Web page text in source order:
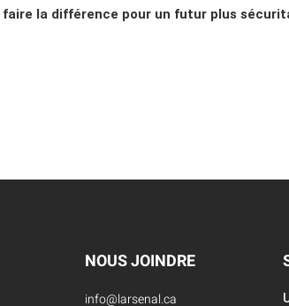
faire la différence pour un futur plus
NOUS JOINDRE
info@larsenal.ca